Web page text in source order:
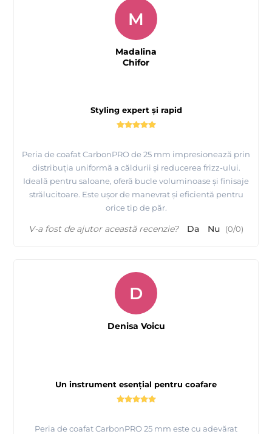
Styling expert și rapid
Peria de coafat CarbonPRO de 25 mm impresionează prin
distribuția uniformă a căldurii și reducerea frizz-ului.
Ideală pentru saloane, oferă bucle voluminoase și finisaje
strălucitoare. Este ușor de manevrat și eficientă pentru
orice tip de păr.
M
Madalina
Chifor
V-a fost de ajutor această recenzie? Da Nu (0/0)
Un instrument esențial pentru coafare
Peria de coafat CarbonPRO 25 mm este cu adevărat
D
Denisa Voicu